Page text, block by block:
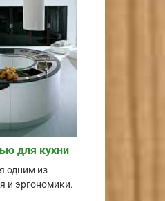
для кухни
одним из
и эргономики.